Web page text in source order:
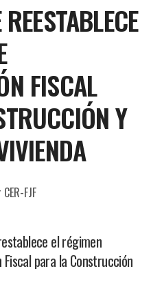
FISCAL
Y
CER-FJF
el régimen
para la Construcción